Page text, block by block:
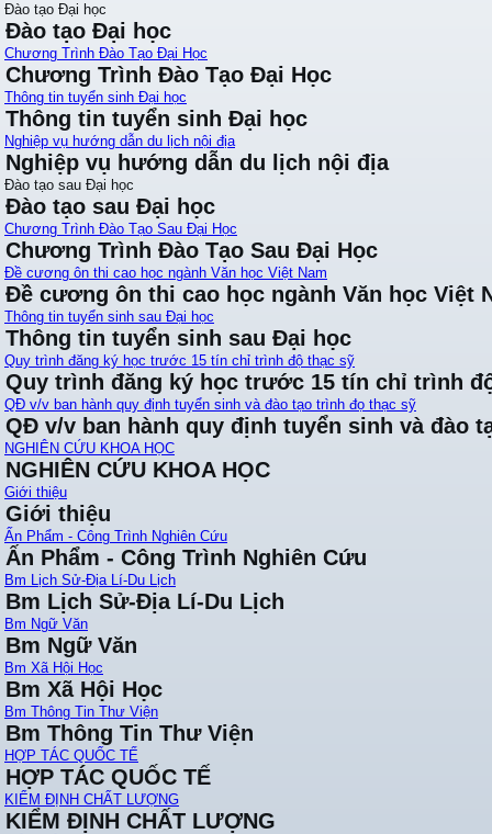
Đào tạo Đại học
Đào tạo Đại học
Chương Trình Đào Tạo Đại Học
Chương Trình Đào Tạo Đại Học
Thông tin tuyển sinh Đại học
Thông tin tuyển sinh Đại học
Nghiệp vụ hướng dẫn du lịch nội địa
Nghiệp vụ hướng dẫn du lịch nội địa
Đào tạo sau Đại học
Đào tạo sau Đại học
Chương Trình Đào Tạo Sau Đại Học
Chương Trình Đào Tạo Sau Đại Học
Đề cương ôn thi cao học ngành Văn học Việt Nam
Đề cương ôn thi cao học ngành Văn học Việt
Thông tin tuyển sinh sau Đại học
Thông tin tuyển sinh sau Đại học
Quy trình đăng ký học trước 15 tín chỉ trình độ thạc sỹ
Quy trình đăng ký học trước 15 tín chỉ trình
QĐ v/v ban hành quy định tuyển sinh và đào tạo trình đọ thạc sỹ
QĐ v/v ban hành quy định tuyển sinh và đào
NGHIÊN CỨU KHOA HỌC
NGHIÊN CỨU KHOA HỌC
Giới thiệu
Giới thiệu
Ấn Phẩm - Công Trình Nghiên Cứu
Ấn Phẩm - Công Trình Nghiên Cứu
Bm Lịch Sử-Địa Lí-Du Lịch
Bm Lịch Sử-Địa Lí-Du Lịch
Bm Ngữ Văn
Bm Ngữ Văn
Bm Xã Hội Học
Bm Xã Hội Học
Bm Thông Tin Thư Viện
Bm Thông Tin Thư Viện
HỢP TÁC QUỐC TẾ
HỢP TÁC QUỐC TẾ
KIỂM ĐỊNH CHẤT LƯỢNG
KIỂM ĐỊNH CHẤT LƯỢNG